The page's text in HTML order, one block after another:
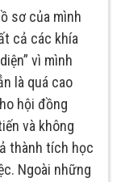
sơ của mình
cả các khía
vì mình
là quá cao
hội đồng
và không
thành tích học
Ngoài những